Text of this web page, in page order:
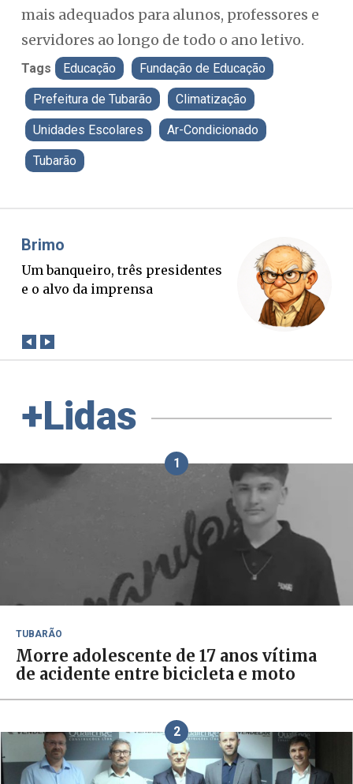
mais adequados para alunos, professores e
servidores ao longo de todo o ano letivo.
Tags Educação Fundação de Educação
Prefeitura de Tubarão Climatização
Unidades Escolares Ar-Condicionado
Tubarão
Misael Elias
O Boato corre mais rápido que a
verdade. Mas quem paga a
+Lidas
1
TUBARÃO
Morre adolescente de 17 anos vítima
de acidente entre bicicleta e moto
2